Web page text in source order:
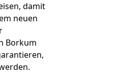
damit
neuen
Borkum